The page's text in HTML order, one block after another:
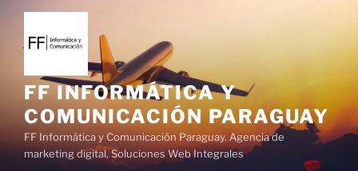
l
FF INFORMÁTICA Y
COMUNICACIÓN PARAGUAY
FF Informática y Comunicación Paraguay. Agencia de
marketing digital, Soluciones Web Integrales